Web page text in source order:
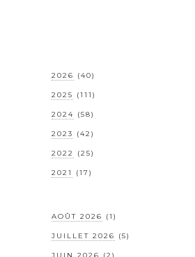
2026 (40)
2025 (111)
2024 (58)
2023 (42)
2022 (25)
2021 (17)
AOÛT 2026 (1)
JUILLET 2026 (5)